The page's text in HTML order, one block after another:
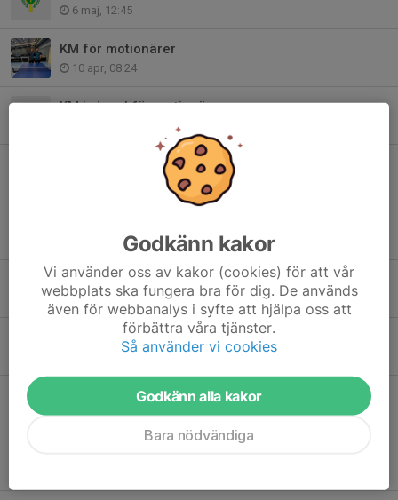
6 maj, 12:45
KM för motionärer
10 apr, 08:24
KM i singel för motionärer
25 mar, 15:25
Klubbmästerskap
11 mar, 15:11
Månadstävling Mars
5 mar, 23:08
Slutsegrare i motionens månadstävlingar
5 mar, 23:01
Godkänn kakor
Vi använder oss av kakor (cookies) för att vår
webbplats ska fungera bra för dig. De används
även för webbanalys i syfte att hjälpa oss att
förbättra våra tjänster.
Så använder vi cookies
Godkänn alla kakor
Bara nödvändiga